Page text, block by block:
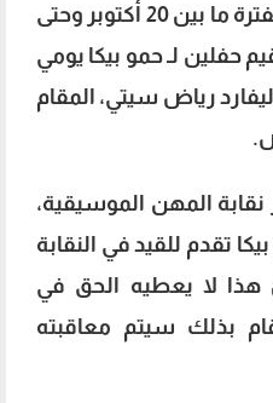
الثانية، المقامة حاليًا في الفترة ما بين 20 أكتوبر وحتى
حيث أقيم حفلين لـ حمو بيكا يومي
رياض سيتي، المقام
المهن الموسيقية،
تقدم للقيد في النقابة
هذا لا يعطيه الحق في
بذلك سيتم معاقبته